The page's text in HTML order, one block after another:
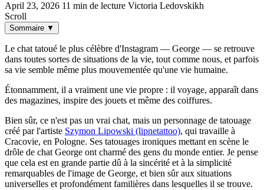
April 23, 2026 11 min de lecture Victoria Ledovskikh
Scroll
Sommaire ▼
Le chat tatoué le plus célèbre d'Instagram — George — se retrouve
dans toutes sortes de situations de la vie, tout comme nous, et parfois
sa vie semble même plus mouvementée qu'une vie humaine.
Étonnamment, il a vraiment une vie propre : il voyage, apparaît dans
des magazines, inspire des jouets et même des coiffures.
Bien sûr, ce n'est pas un vrai chat, mais un personnage de tatouage
créé par l'artiste Szymon Lipowski (lipnetattoo), qui travaille à
Cracovie, en Pologne. Ses tatouages ironiques mettant en scène le
drôle de chat George ont charmé des gens du monde entier. Je pense
que cela est en grande partie dû à la sincérité et à la simplicité
remarquables de l'image de George, et bien sûr aux situations
universelles et profondément familières dans lesquelles il se trouve.